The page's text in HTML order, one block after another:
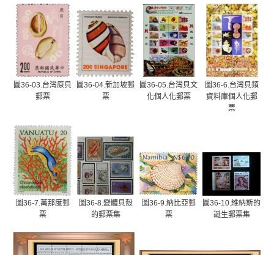
圖36-03.台灣原貝
郵票
圖36-04.新加坡郵
票
圖36-05.台灣貝文
化個人化郵票
圖36-6.台灣貝類
資料庫個人化郵
票
圖36-7.萬那度郵
票
圖36-8.變體貝殼
的郵票集
圖36-9.納比亞郵
票
圖36-10.維納斯的
誕生郵票集